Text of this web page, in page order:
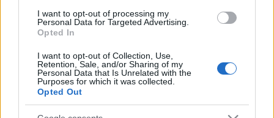
I want to opt-out of processing my
Personal Data for Targeted Advertising.
Opted In
I want to opt-out of Collection, Use,
Retention, Sale, and/or Sharing of my
Personal Data that Is Unrelated with the
Purposes for which it was collected.
Opted Out
Az út széle és a fal töve közötti rész,
arra tessék figyelni!
2011. április 02.
-Tessék, ezt nézzed meg, ezt! Nézzed és mondjad
meg nekem, hát szabad ilyent??? Nézem a fényképet,